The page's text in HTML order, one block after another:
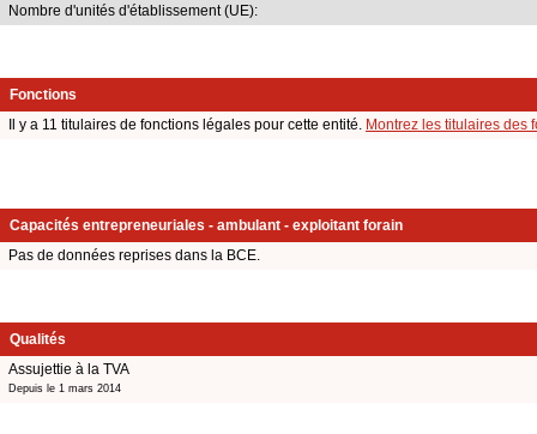
Nombre d'unités d'établissement (UE):
Fonctions
Il y a 11 titulaires de fonctions légales pour cette entité. Montrez les titulaires des
Capacités entrepreneuriales - ambulant - exploitant forain
Pas de données reprises dans la BCE.
Qualités
Assujettie à la TVA
Depuis le 1 mars 2014